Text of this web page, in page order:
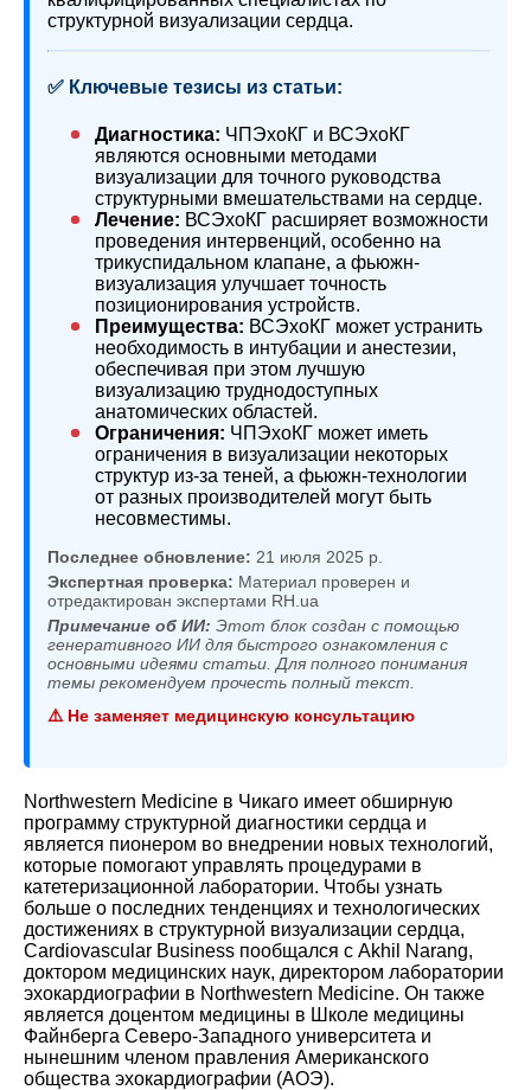
структурной визуализации сердца.
✅ Ключевые тезисы из статьи:
Диагностика: ЧПЭхоКГ и ВСЭхоКГ
являются основными методами
визуализации для точного руководства
структурными вмешательствами на сердце.
Лечение: ВСЭхоКГ расширяет возможности
проведения интервенций, особенно на
трикуспидальном клапане, а фьюжн-
визуализация улучшает точность
позиционирования устройств.
Преимущества: ВСЭхоКГ может устранить
необходимость в интубации и анестезии,
обеспечивая при этом лучшую
визуализацию труднодоступных
анатомических областей.
Ограничения: ЧПЭхоКГ может иметь
ограничения в визуализации некоторых
структур из-за теней, а фьюжн-технологии
от разных производителей могут быть
несовместимы.
Последнее обновление: 21 июля 2025 р.
Экспертная проверка: Материал проверен и
отредактирован экспертами RH.ua
Примечание об ИИ: Этот блок создан с помощью
генеративного ИИ для быстрого ознакомления с
основными идеями статьи. Для полного понимания
темы рекомендуем прочесть полный текст.
⚠️ Не заменяет медицинскую консультацию
Northwestern Medicine в Чикаго имеет обширную
программу структурной диагностики сердца и
является пионером во внедрении новых технологий,
которые помогают управлять процедурами в
катетеризационной лаборатории. Чтобы узнать
больше о последних тенденциях и технологических
достижениях в структурной визуализации сердца,
Cardiovascular Business пообщался с Akhil Narang,
доктором медицинских наук, директором лаборатории
эхокардиографии в Northwestern Medicine. Он также
является доцентом медицины в Школе медицины
Файнберга Северо-Западного университета и
нынешним членом правления Американского
общества эхокардиографии (АОЭ).